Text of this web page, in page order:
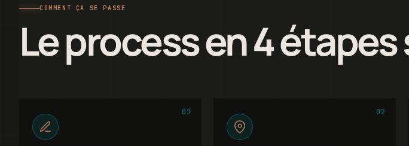
COMMENT ÇA SE PASSE
Le process en 4
01 02